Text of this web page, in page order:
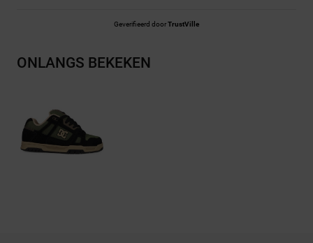
Geverifieerd doorTrustVille
ONLANGS BEKEKEN